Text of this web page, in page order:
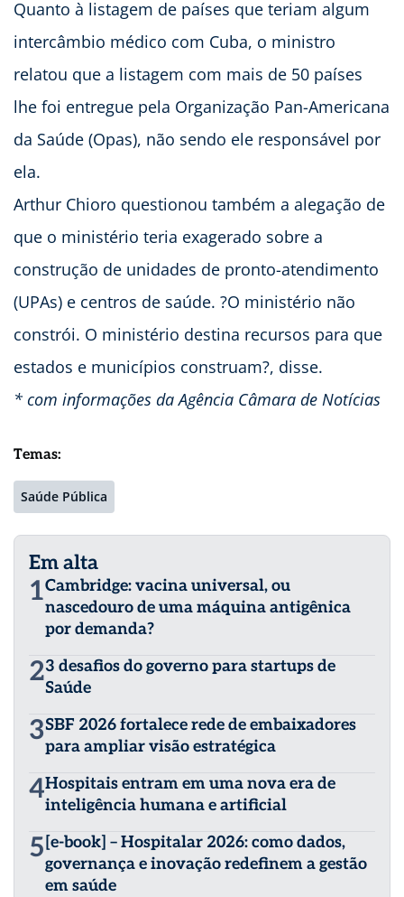
Quanto à listagem de países que teriam algum
intercâmbio médico com Cuba, o ministro
relatou que a listagem com mais de 50 países
lhe foi entregue pela Organização Pan-Americana
da Saúde (Opas), não sendo ele responsável por
ela.
Arthur Chioro questionou também a alegação de
que o ministério teria exagerado sobre a
construção de unidades de pronto-atendimento
(UPAs) e centros de saúde. ?O ministério não
constrói. O ministério destina recursos para que
estados e municípios construam?, disse.
* com informações da Agência Câmara de Notícias
Temas:
Saúde Pública
Em alta
1Cambridge: vacina universal, ou
nascedouro de uma máquina antigênica
por demanda?
23 desafios do governo para startups de
Saúde
3SBF 2026 fortalece rede de embaixadores
para ampliar visão estratégica
4Hospitais entram em uma nova era de
inteligência humana e artificial
5 [e-book] – Hospitalar 2026: como dados,
governança e inovação redefinem a gestão
em saúde